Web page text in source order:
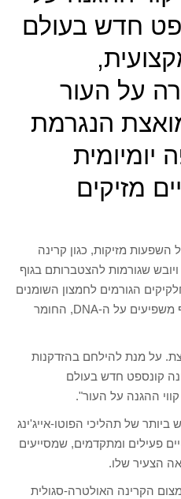
חדש בעולם
על העור
הנגרמת
מזיקים
השפעות מזיקות, כגון קרינה
ויובש שגורמות להצטברותם בגוף
הגורמים לחמצון השומנים
ולפירוק האנזימים והחלבונים, ואף משפיעים על ה-DNA, החומר
על מנת להילחם בהזדקנות
קונספט חדש בעולם
ההגנה על העור".
של תהליכי הפוטו-אייג'ינג
פעילים ומתקדמים, שמסייעים
הצעיר שלו.
הקרינה האולטרה-סגולית